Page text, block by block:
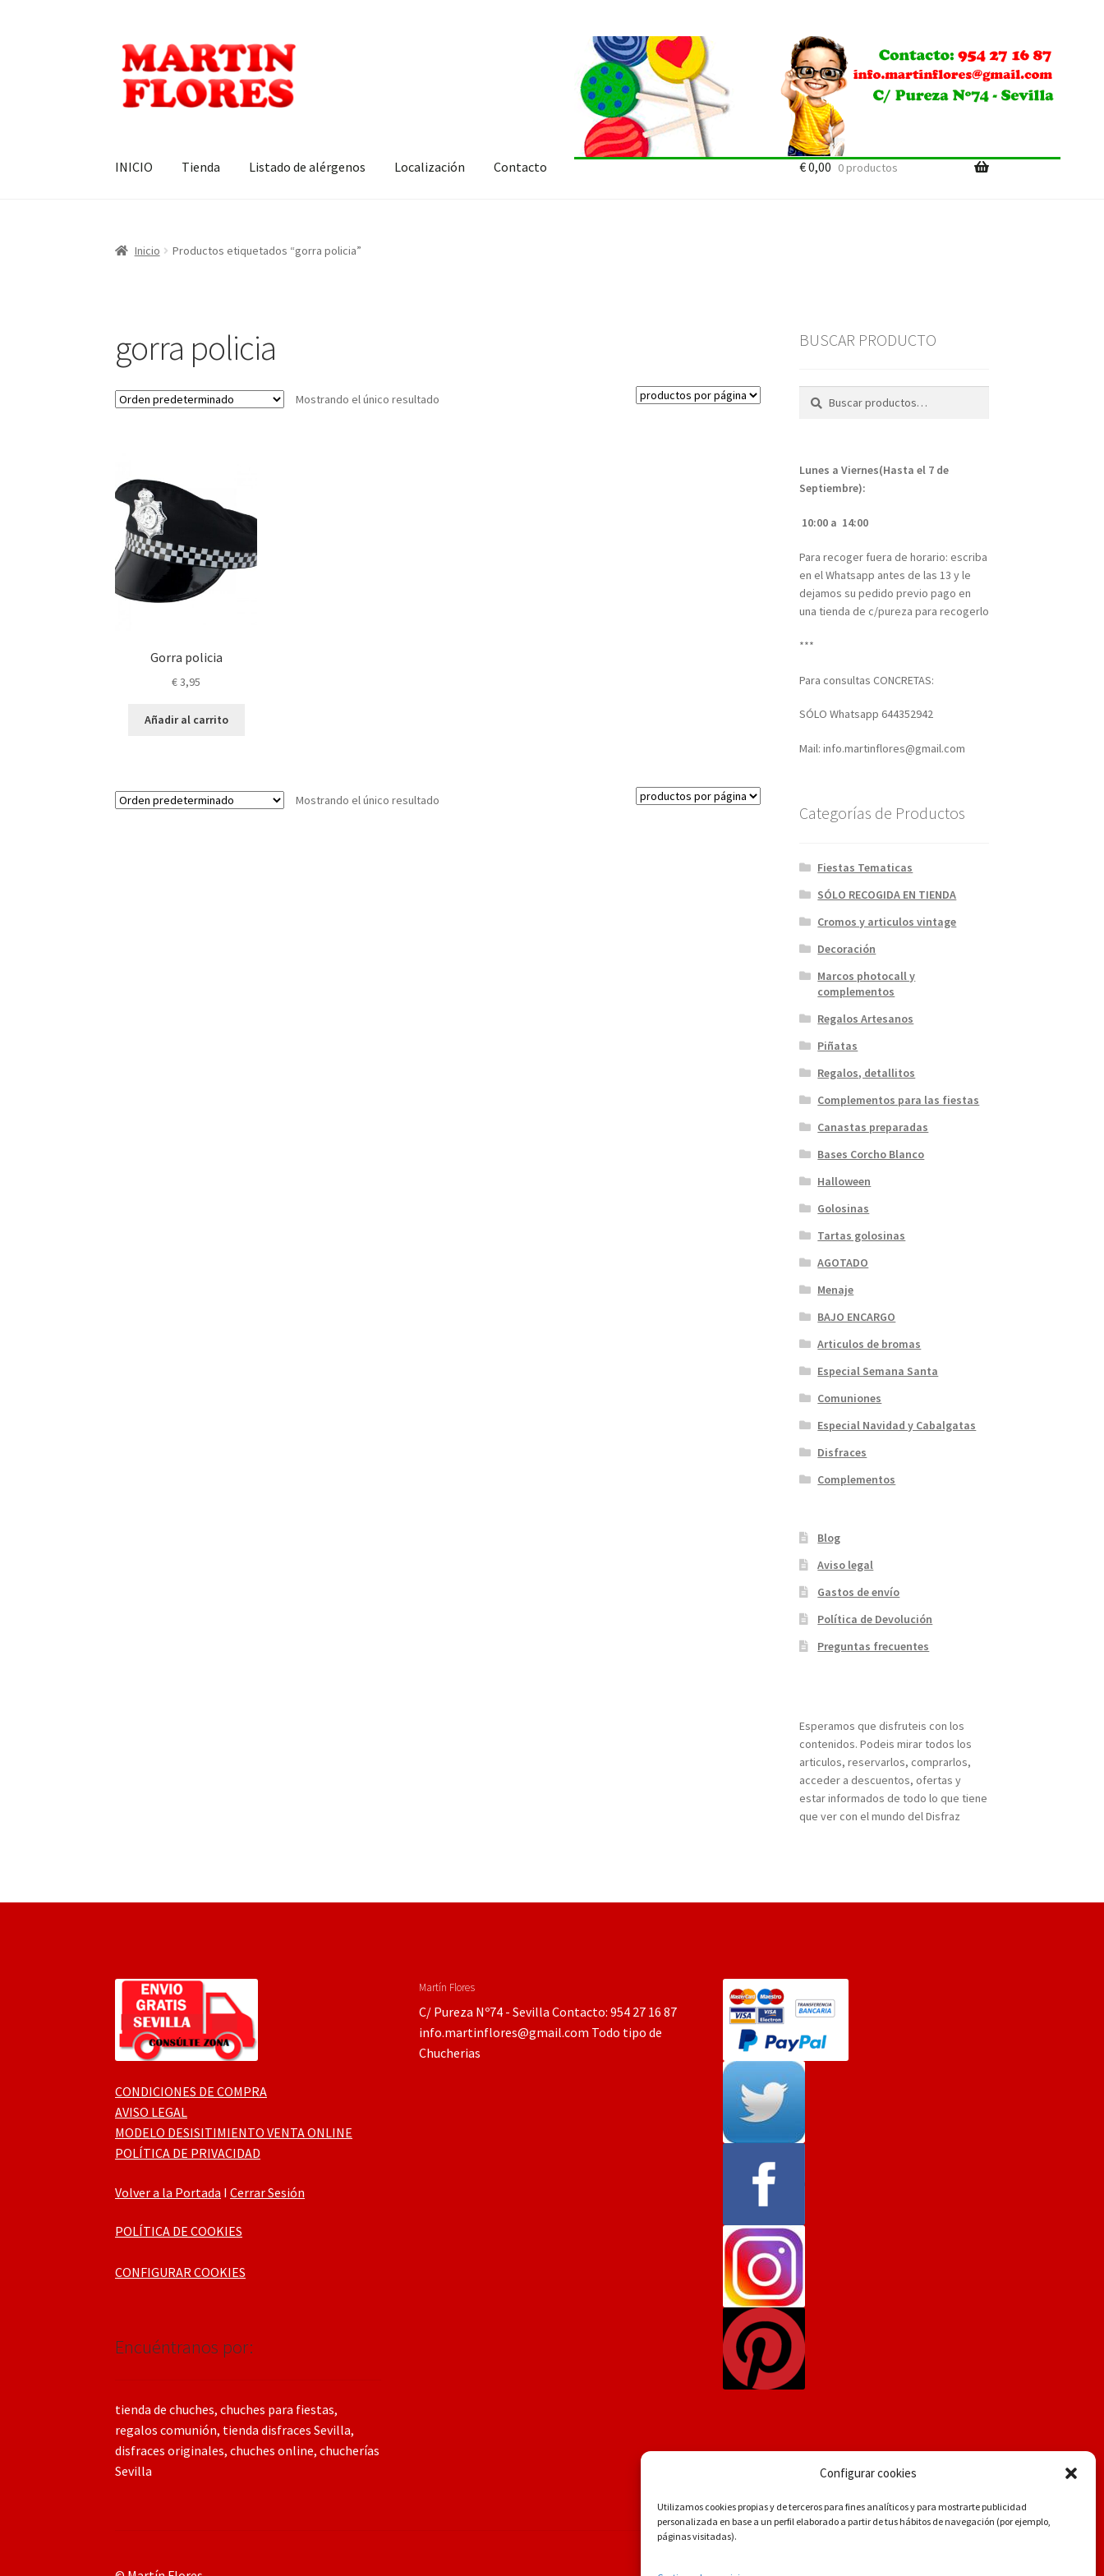
Configurar cookies
Utilizamos cookies propias y de terceros para fines analíticos y para mostrarte publicidad
personalizada en base a un perfil elaborado a partir de tus hábitos de navegación (por ejemplo,
páginas visitadas).
Ir
la
navegación
Ir
al
contenido
INICIO Tienda Listado de alérgenos Localización Contacto €0,00 0 productos
Inicio Productos etiquetados “gorra policia”
gorra policia
Mostrando el único resultado
Gorra policia
€3,95
Añadir al carrito
Mostrando el único resultado
BUSCAR PRODUCTO
Buscar
Buscar
Lunes a Viernes(Hasta el 7 de
Septiembre):
10:00 a 14:00
Para recoger fuera de horario: escriba
en el Whatsapp antes de las 13 y le
dejamos su pedido previo pago en
una tienda de c/pureza para recogerlo
***
Para consultas CONCRETAS:
SÓLO Whatsapp 644352942
Mail: info.martinflores@gmail.com
Categorías de Productos
Fiestas Tematicas
SÓLO RECOGIDA EN TIENDA
Cromos y articulos vintage
Decoración
Marcos photocall y
complementos
Regalos Artesanos
Piñatas
Regalos, detallitos
Complementos para las fiestas
Canastas preparadas
Bases Corcho Blanco
Halloween
Golosinas
Tartas golosinas
AGOTADO
Menaje
BAJO ENCARGO
Articulos de bromas
Especial Semana Santa
Comuniones
Especial Navidad y Cabalgatas
Disfraces
Complementos
Blog
Aviso legal
Gastos de envío
Política de Devolución
Preguntas frecuentes
Esperamos que disfruteis con los
contenidos. Podeis mirar todos los
articulos, reservarlos, comprarlos,
acceder a descuentos, ofertas y
estar informados de todo lo que tiene
que ver con el mundo del Disfraz
CONDICIONES DE COMPRA
AVISO LEGAL
MODELO DESISITIMIENTO VENTA ONLINE
POLÍTICA DE PRIVACIDAD
Volver a la Portada ICerrar Sesión
POLÍTICA DE COOKIES
CONFIGURAR COOKIES
Encuéntranos por:
tienda de chuches, chuches para fiestas,
regalos comunión, tienda disfraces Sevilla,
disfraces originales, chuches online, chucherías
Sevilla
Martín Flores
C/ Pureza Nº74 - Sevilla Contacto: 954 27 16 87
info.martinflores@gmail.com Todo tipo de
Chucherias